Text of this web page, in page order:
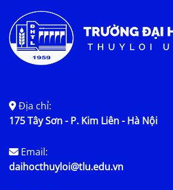
Địa chỉ:
175 Tây Sơn - P. Kim Liên - Hà Nội
Email:
daihocthuyloi@tlu.edu.vn